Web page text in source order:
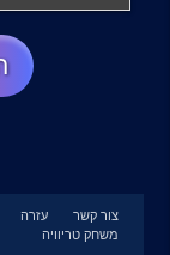
צור קשר עזרה
משחק טריוויה